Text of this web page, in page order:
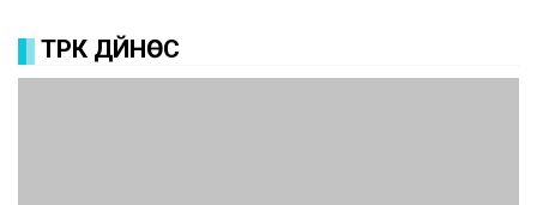
ТҮРК ДҮЙНӨСҮ